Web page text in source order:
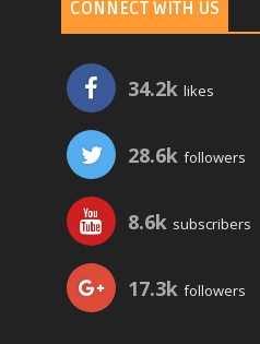
CONNECT WITH US
34.2k likes
28.6k followers
8.6k subscribers
17.3k followers